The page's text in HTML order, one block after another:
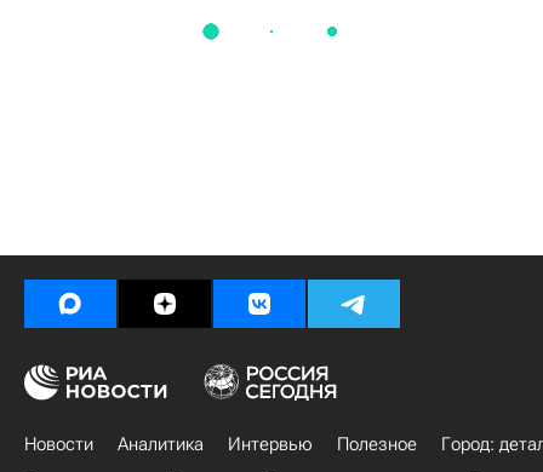
Новости Аналитика Интервью Полезное
Город: